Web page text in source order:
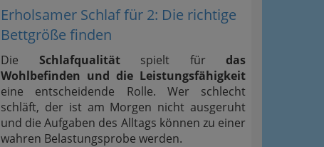
Erholsamer Schlaf für 2: Die richtige
Bettgröße finden
Die Schlafqualitätspielt für das
Wohlbefinden und die Leistungsfähigkeit
eine entscheidende Rolle. Wer schlecht
schläft, der ist am Morgen nicht ausgeruht
und die Aufgaben des Alltags können zu einer
wahren Belastungsprobe werden.